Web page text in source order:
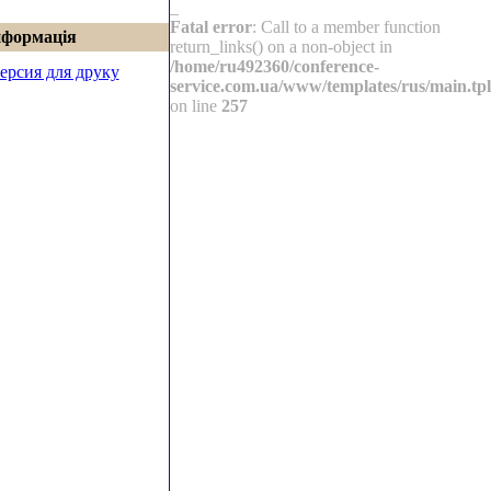
для друку
Fatal error: Call to a member function
return_links() on a non-object in
/home/ru492360/conference-
service.com.ua/www/templates/rus/main.tpl
on line 257